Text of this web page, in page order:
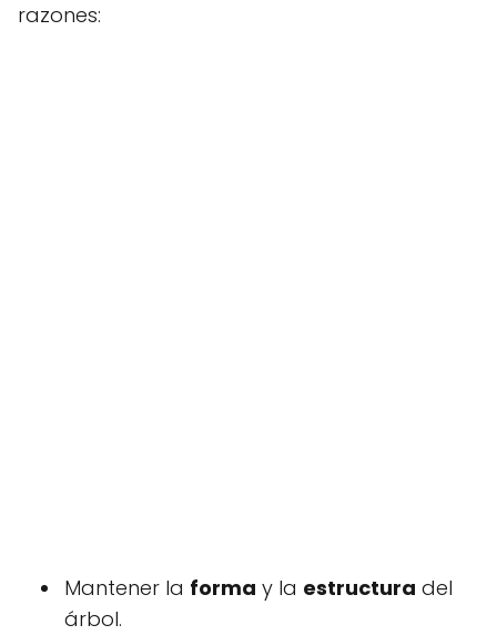
razones:
Mantener la forma y la estructura del
árbol.